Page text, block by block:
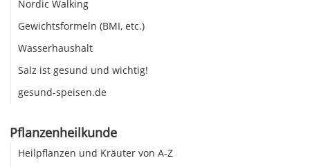
Nordic Walking
Gewichtsformeln (BMI, etc.)
Wasserhaushalt
Salz ist gesund und wichtig!
gesund-speisen.de
Pflanzenheilkunde
Heilpflanzen und Kräuter von A-Z